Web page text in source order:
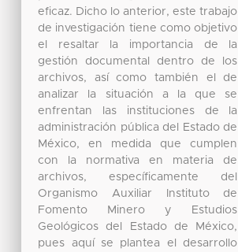
eficaz. Dicho lo anterior, este trabajo
de investigación tiene como objetivo
el resaltar la importancia de la
gestión documental dentro de los
archivos, así como también el de
analizar la situación a la que se
enfrentan las instituciones de la
administración pública del Estado de
México, en medida que cumplen
con la normativa en materia de
archivos, específicamente del
Organismo Auxiliar Instituto de
Fomento Minero y Estudios
Geológicos del Estado de México,
pues aquí se plantea el desarrollo